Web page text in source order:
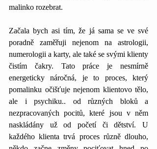
malinko rozebrat.
Začala bych asi tím, že já sama se ve své
poradně zaměřuji nejenom na astrologii,
numerologii a karty, ale také se svými klienty
čistím čakry. Tato práce je nesmírně
energeticky náročná, je to proces, který
pomalinku očišťuje nejenom klientovo tělo,
ale i psychiku.. od různých bloků a
nezpracovaných pocitů, které jsou v něm
naskládány už od početí či dětství. U
každého klienta trvá proces různě dlouho,